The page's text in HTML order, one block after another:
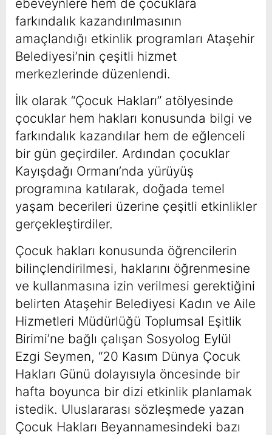
ebeveynlere hem de çocuklara
farkındalık kazandırılmasının
amaçlandığı etkinlik programları Ataşehir
Belediyesi’nin çeşitli hizmet
merkezlerinde düzenlendi.
İlk olarak “Çocuk Hakları” atölyesinde
çocuklar hem hakları konusunda bilgi ve
farkındalık kazandılar hem de eğlenceli
bir gün geçirdiler. Ardından çocuklar
Kayışdağı Ormanı’nda yürüyüş
programına katılarak, doğada temel
yaşam becerileri üzerine çeşitli etkinlikler
gerçekleştirdiler.
Çocuk hakları konusunda öğrencilerin
bilinçlendirilmesi, haklarını öğrenmesine
ve kullanmasına izin verilmesi gerektiğini
belirten Ataşehir Belediyesi Kadın ve Aile
Hizmetleri Müdürlüğü Toplumsal Eşitlik
Birimi’ne bağlı çalışan Sosyolog Eylül
Ezgi Seymen, “20 Kasım Dünya Çocuk
Hakları Günü dolayısıyla öncesinde bir
hafta boyunca bir dizi etkinlik planlamak
istedik. Uluslararası sözleşmede yazan
Çocuk Hakları Beyannamesindeki bazı